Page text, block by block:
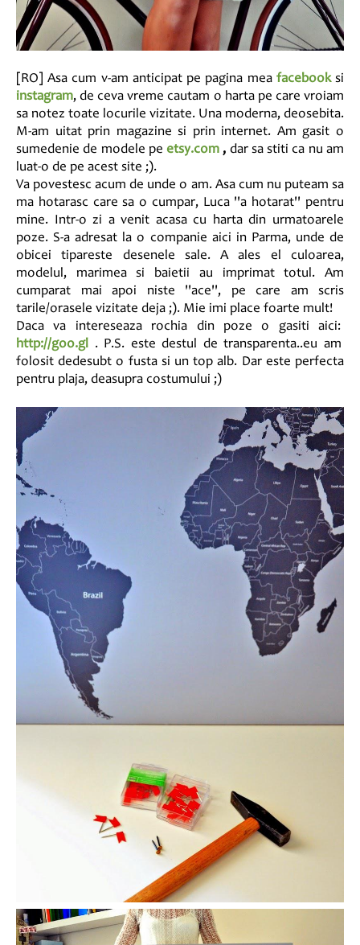
[RO] Asa cum v-am anticipat pe pagina mea facebooksi
instagram, de ceva vreme cautam o harta pe care vroiam
sa notez toate locurile vizitate. Una moderna, deosebita.
M-am uitat prin magazine si prin internet. Am gasit o
sumedenie de modele peetsy.com , dar sa stiti ca nu am
luat-o de pe acest site ;).
Va povestesc acum de unde o am. Asa cum nu puteam sa
ma hotarasc care sa o cumpar, Luca ''a hotarat'' pentru
mine. Intr-o zi a venit acasa cu harta din urmatoarele
poze. S-a adresat la o companie aici in Parma, unde de
obicei tipareste desenele sale. A ales el culoarea,
modelul, marimea si baietii au imprimat totul. Am
cumparat mai apoi niste ''ace'', pe care am scris
tarile/orasele vizitate deja ;). Mie imi place foarte mult!
Daca va intereseaza rochia din poze o gasiti aici:
http://goo.gl . P.S. este destul de transparenta..eu am
folosit dedesubt o fusta si un top alb. Dar este perfecta
pentru plaja, deasupra costumului ;)